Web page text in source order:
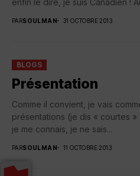
enfin le dire, je suis Canadien !
PARSOULMAN 31 OCTOBRE 2013
BLOGS
Présentation
Comme il convient, je vais
présentations (je dis « courtes
je me connais, je ne sais...
PARSOULMAN 11 OCTOBRE 2013